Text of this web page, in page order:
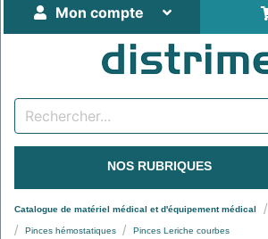
Mon compte
NOS RUBRIQUES
Catalogue de matériel médical et d'équipement médical
Pinces hémostatiques Pinces Leriche courbes